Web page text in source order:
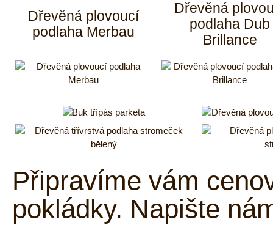
Dřevěná plovoucí
podlaha Merbau
Dřevěná
podlaha Dub
Brillance
Připravíme vám
pokládky. Napište